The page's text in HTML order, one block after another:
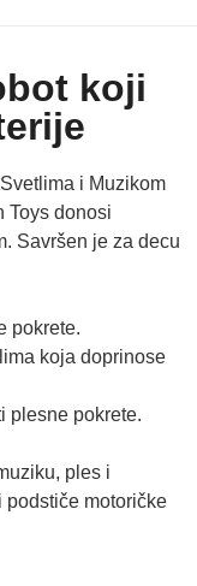
koji
i Muzikom
Toys donosi
Savršen je za decu
pokrete.
koja doprinose
plesne pokrete.
ples i
podstiče motoričke